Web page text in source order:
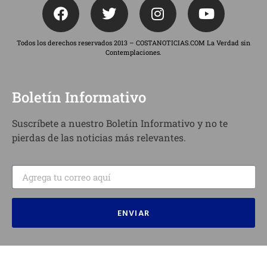
Todos los derechos reservados 2013 – COSTANOTICIAS.COM La Verdad sin
Contemplaciones.
Boletín Informativo
Suscríbete a nuestro Boletín Informativo y no te
pierdas de las noticias más relevantes.
ENVIAR